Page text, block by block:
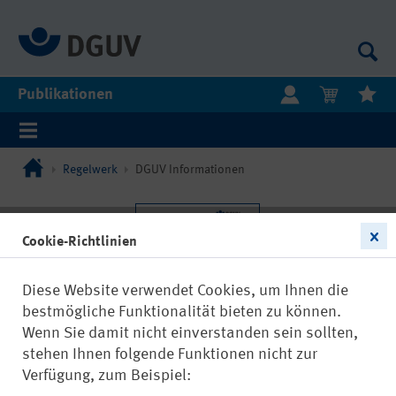
Publikationen
Regelwerk DGUV Informationen
Cookie-Richtlinien
Diese Website verwendet Cookies, um Ihnen die
bestmögliche Funktionalität bieten zu können.
Wenn Sie damit nicht einverstanden sein sollten,
stehen Ihnen folgende Funktionen nicht zur
Verfügung, zum Beispiel: